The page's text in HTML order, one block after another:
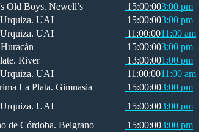
Newell’s 15:00:003:00 pm
UAI 15:00:003:00 pm
UAI 11:00:0011:00 am
Huracán 15:00:003:00 pm
River 13:00:001:00 pm
UAI 11:00:0011:00 am
Gimnasia 15:00:003:00 pm
UAI 15:00:003:00 pm
Belgrano 15:00:003:00 pm